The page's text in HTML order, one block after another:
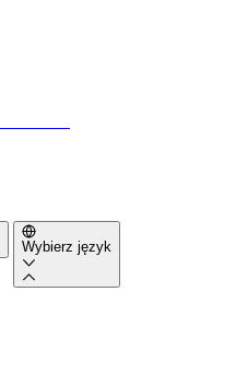
Wybierz język